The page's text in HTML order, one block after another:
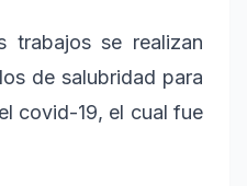
trabajos se realizan
de salubridad para
covid-19, el cual fue